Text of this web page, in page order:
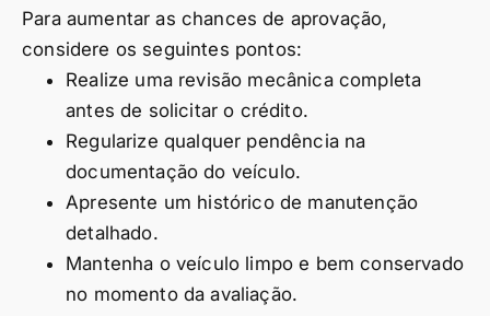
Para aumentar as chances de aprovação,
considere os seguintes pontos:
Realize uma revisão mecânica completa
antes de solicitar o crédito.
Regularize qualquer pendência na
documentação do veículo.
Apresente um histórico de manutenção
detalhado.
Mantenha o veículo limpo e bem conservado
no momento da avaliação.